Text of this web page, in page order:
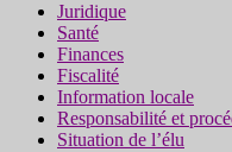
Juridique
Santé
Finances
Fiscalité
Information locale
Responsabilité et
Situation de l’élu